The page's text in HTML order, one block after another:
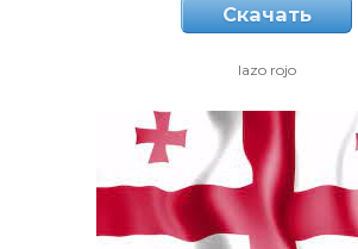
Скачать
lazo rojo